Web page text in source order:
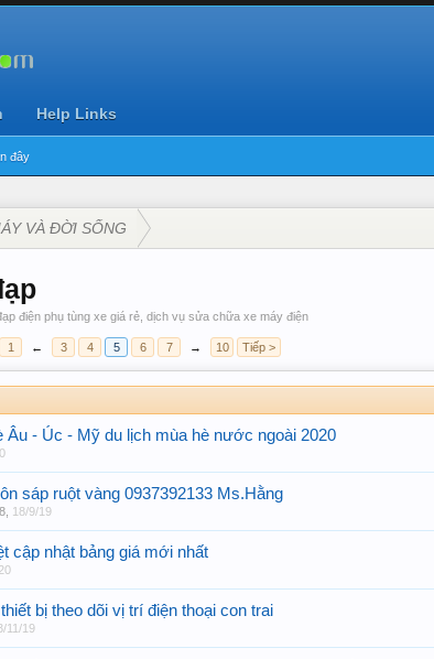
đây
Help Links
VÀ ĐỜI SỐNG
điện phụ tùng xe giá rẻ, dịch vụ sửa chữa xe máy điện
1 ← 3 4 5 6 7 → 10 Tiếp >
Âu - Úc - Mỹ du lịch mùa hè nước ngoài 2020
sáp ruột vàng 0937392133 Ms.Hằng
18/9/19
cập nhật bảng giá mới nhất
bị theo dõi vị trí điện thoại con trai
11/19